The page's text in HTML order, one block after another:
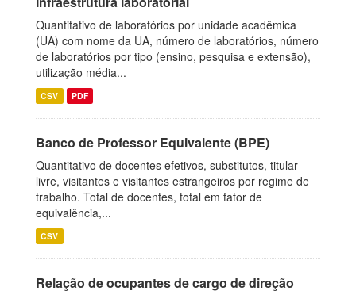
Quantitativo de laboratórios por unidade acadêmica
(UA) com nome da UA, número de laboratórios, número
de laboratórios por tipo (ensino, pesquisa e extensão),
utilização média...
CSV PDF
Banco de Professor Equivalente (BPE)
Quantitativo de docentes efetivos, substitutos, titular-
livre, visitantes e visitantes estrangeiros por regime de
trabalho. Total de docentes, total em fator de
equivalência,...
CSV
Relação de ocupantes de cargo de direção